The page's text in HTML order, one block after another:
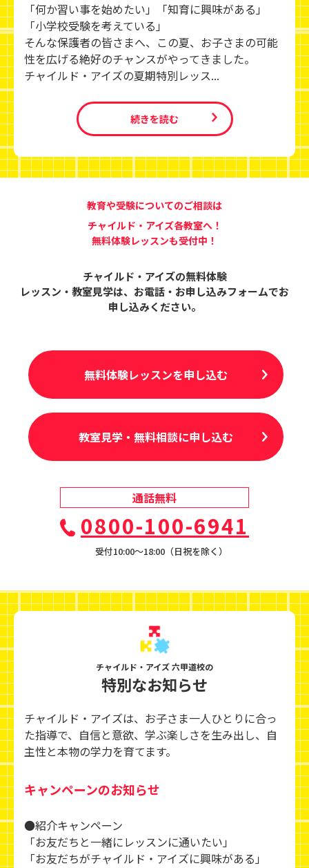
「何か習い事を始めたい」「知育に興味がある」
「小学校受験を考えている」
そんな保護者の皆さまへ、この夏、お子さまの可能
性を広げる絶好のチャンスがやってきました。
チャイルド・アイズの夏期特別レッス...
続きを読む
教育や受験についてのご相談は
チャイルド・アイズ各教室へ！
無料体験レッスンも受付中！
チャイルド・アイズの無料体験
レッスン・教室見学は、 お電話・お申し込みフォームでお
申し込みください。
無料体験レッスンを申し込む
教室見学・無料相談に申し込む
通話無料
0800-100-6941
受付10:00〜18:00（日祝を除く）
チャイルド・アイズ 六甲道校の
特別なお知らせ
チャイルド・アイズは、お子さま一人ひとりに合っ
た指導で、自信と意欲、学ぶ楽しさを生み出し、 自
主性と本物の学力を育てます。
キャンペーンのお知らせ
●紹介キャンペーン
「お友だちと一緒にレッスンに通いたい」
「お友だちがチャイルド・アイズに興味がある」